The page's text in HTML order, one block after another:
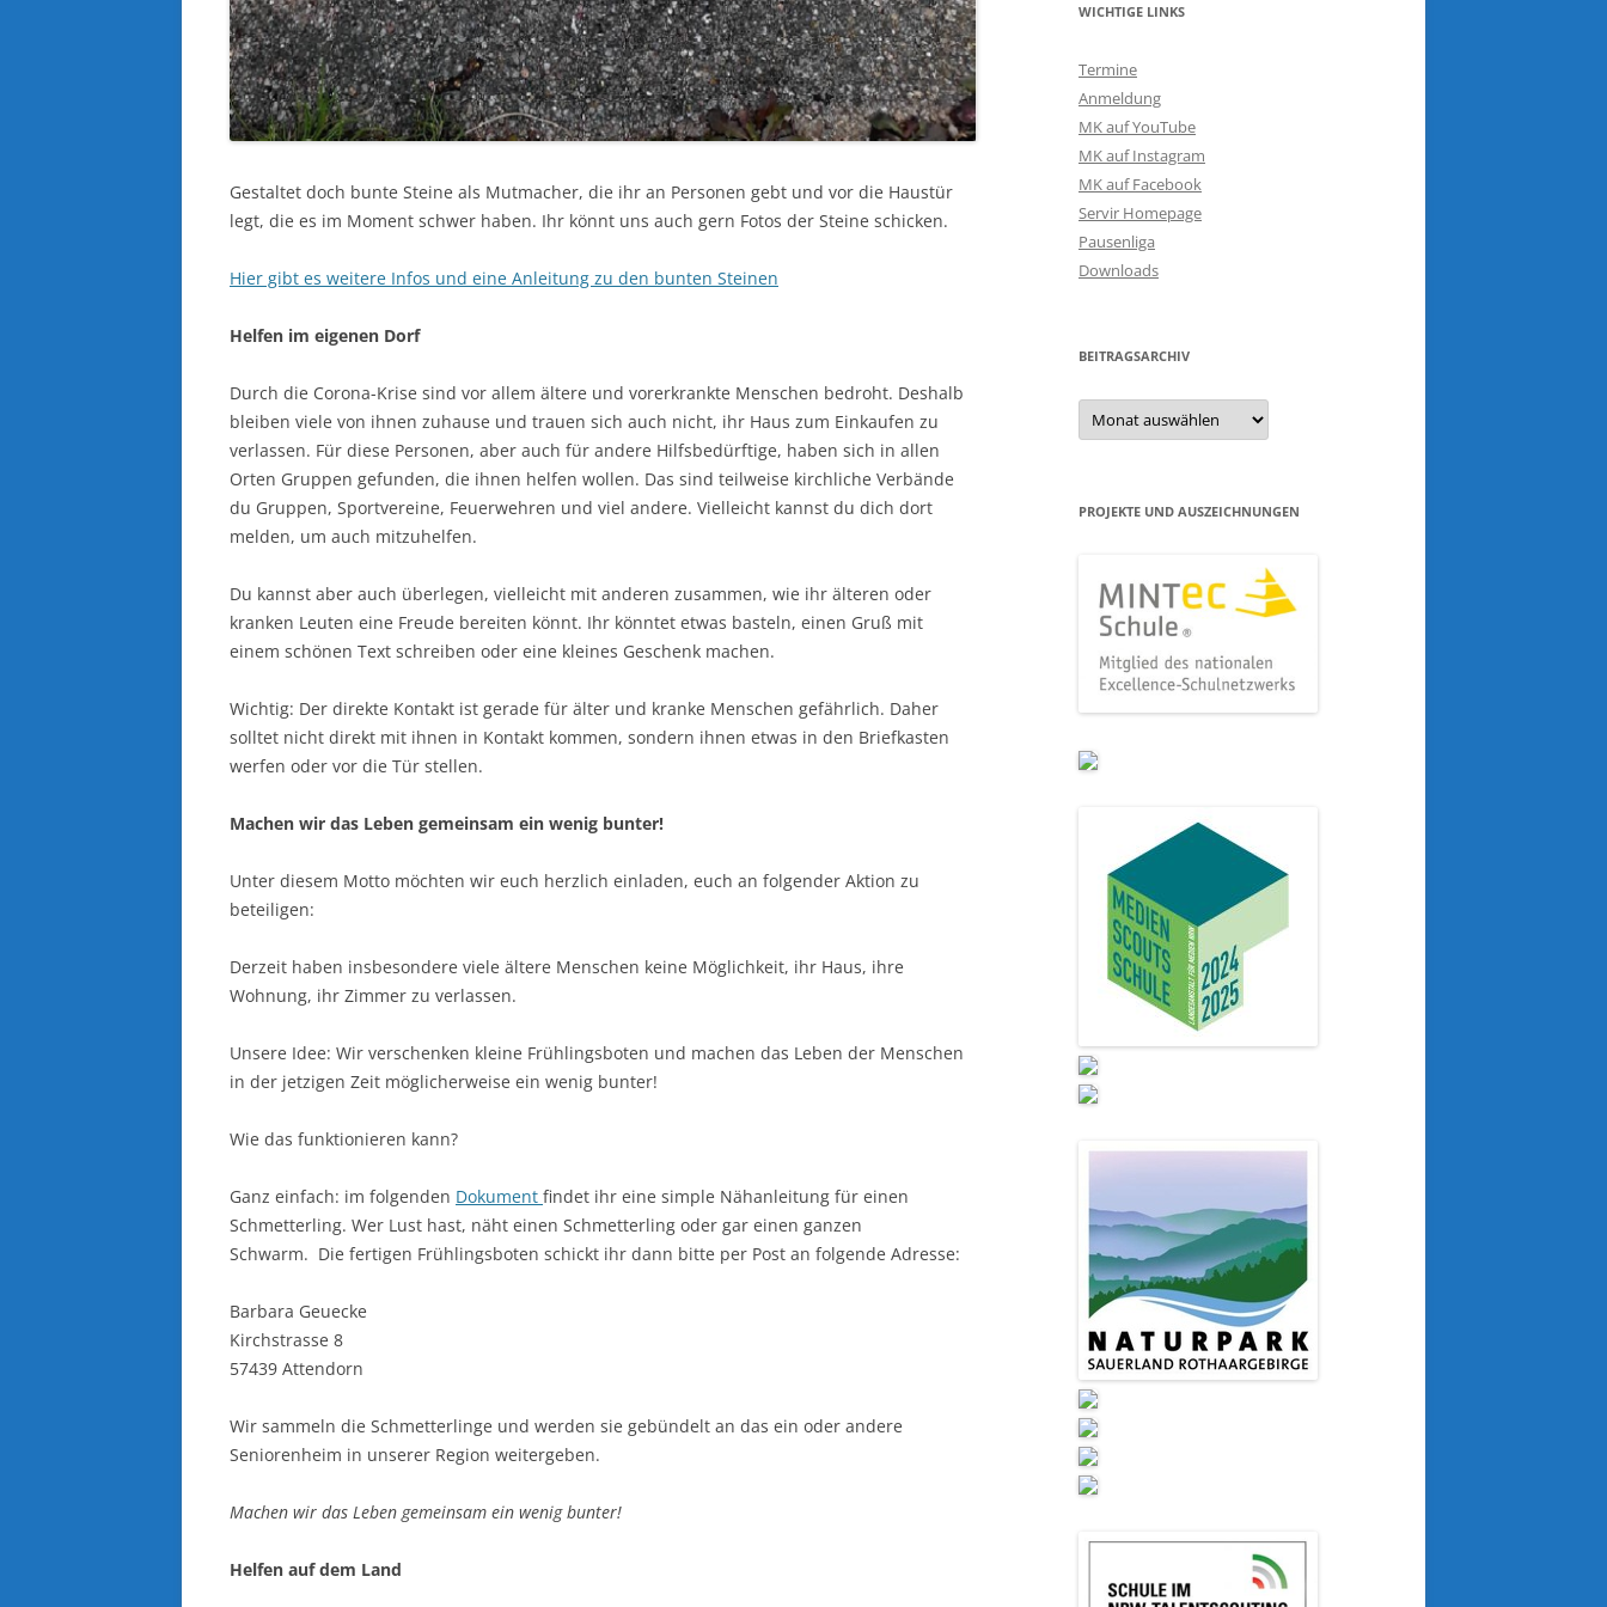
Gestaltet doch bunte Steine als Mutmacher, die ihr an Personen gebt und vor die Haustür
legt, die es im Moment schwer haben. Ihr könnt uns auch gern Fotos der Steine schicken.
Hier gibt es weitere Infos und eine Anleitung zu den bunten Steinen
Helfen im eigenen Dorf
Durch die Corona-Krise sind vor allem ältere und vorerkrankte Menschen bedroht. Deshalb
bleiben viele von ihnen zuhause und trauen sich auch nicht, ihr Haus zum Einkaufen zu
verlassen. Für diese Personen, aber auch für andere Hilfsbedürftige, haben sich in allen
Orten Gruppen gefunden, die ihnen helfen wollen. Das sind teilweise kirchliche Verbände
du Gruppen, Sportvereine, Feuerwehren und viel andere. Vielleicht kannst du dich dort
melden, um auch mitzuhelfen.
Du kannst aber auch überlegen, vielleicht mit anderen zusammen, wie ihr älteren oder
kranken Leuten eine Freude bereiten könnt. Ihr könntet etwas basteln, einen Gruß mit
einem schönen Text schreiben oder eine kleines Geschenk machen.
Wichtig: Der direkte Kontakt ist gerade für älter und kranke Menschen gefährlich. Daher
solltet nicht direkt mit ihnen in Kontakt kommen, sondern ihnen etwas in den Briefkasten
werfen oder vor die Tür stellen.
Machen wir das Leben gemeinsam ein wenig bunter!
Unter diesem Motto möchten wir euch herzlich einladen, euch an folgender Aktion zu
beteiligen:
Derzeit haben insbesondere viele ältere Menschen keine Möglichkeit, ihr Haus, ihre
Wohnung, ihr Zimmer zu verlassen.
Unsere Idee: Wir verschenken kleine Frühlingsboten und machen das Leben der Menschen
in der jetzigen Zeit möglicherweise ein wenig bunter!
Wie das funktionieren kann?
Ganz einfach: im folgenden Dokument findet ihr eine simple Nähanleitung für einen
Schmetterling. Wer Lust hast, näht einen Schmetterling oder gar einen ganzen
Schwarm. Die fertigen Frühlingsboten schickt ihr dann bitte per Post an folgende Adresse:
Barbara Geuecke
Kirchstrasse 8
57439 Attendorn
Wir sammeln die Schmetterlinge und werden sie gebündelt an das ein oder andere
Seniorenheim in unserer Region weitergeben.
Machen wir das Leben gemeinsam ein wenig bunter!
Helfen auf dem Land
WICHTIGE LINKS
Termine
Anmeldung
MK auf YouTube
MK auf Instagram
MK auf Facebook
Servir Homepage
Pausenliga
Downloads
BEITRAGSARCHIV
Beitragsarchiv
PROJEKTE UND AUSZEICHNUNGEN